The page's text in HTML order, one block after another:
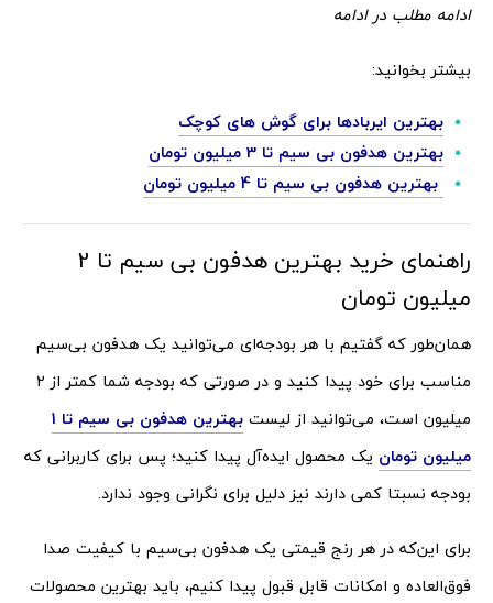
ادامه مطلب در ادامه
بیشتر بخوانید:
بهترین ایربادها برای گوش های کوچک
بهترین هدفون بی سیم تا 3 میلیون تومان
بهترین هدفون بی سیم تا 4 میلیون تومان
راهنمای خرید بهترین هدفون بی سیم تا 2
میلیون تومان
همان‌طور که گفتیم با هر بودجه‌ای می‌توانید یک هدفون بی‌سیم
مناسب برای خود پیدا کنید و در صورتی که بودجه شما کمتر از 2
میلیون است، می‌توانید از لیست
بهترین هدفون بی سیم تا 1
میلیون تومان یک محصول ایده‌آل پیدا کنید؛ پس برای کاربرانی که
بودجه نسبتا کمی دارند نیز دلیل برای نگرانی وجود ندارد.
برای این‌که در هر رنج قیمتی یک هدفون بی‌سیم با کیفیت صدا
فوق‌العاده و امکانات قابل قبول پیدا کنیم، باید بهترین محصولات